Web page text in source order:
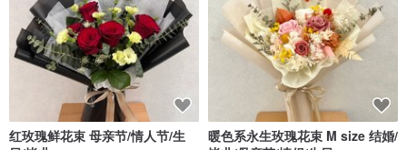
红玫瑰鲜花束 母亲节/情人节/生
暖色系永生玫瑰花束 M size 结婚/